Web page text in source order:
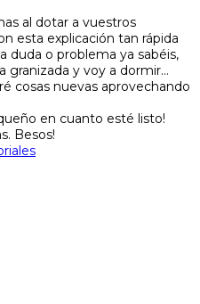
al dotar a vuestros
esta explicación tan rápida
duda o problema ya sabéis,
granizada y voy a dormir…
cosas nuevas aprovechando
en cuanto esté listo!
Besos!